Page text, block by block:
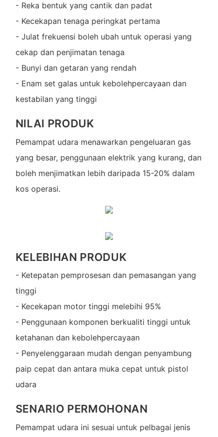
- Reka bentuk yang cantik dan padat
- Kecekapan tenaga peringkat pertama
- Julat frekuensi boleh ubah untuk operasi yang
cekap dan penjimatan tenaga
- Bunyi dan getaran yang rendah
- Enam set galas untuk kebolehpercayaan dan
kestabilan yang tinggi
NILAI PRODUK
Pemampat udara menawarkan pengeluaran gas
yang besar, penggunaan elektrik yang kurang, dan
boleh menjimatkan lebih daripada 15-20% dalam
kos operasi.
KELEBIHAN PRODUK
- Ketepatan pemprosesan dan pemasangan yang
tinggi
- Kecekapan motor tinggi melebihi 95%
- Penggunaan komponen berkualiti tinggi untuk
ketahanan dan kebolehpercayaan
- Penyelenggaraan mudah dengan penyambung
paip cepat dan antara muka cepat untuk pistol
udara
SENARIO PERMOHONAN
Pemampat udara ini sesuai untuk pelbagai jenis